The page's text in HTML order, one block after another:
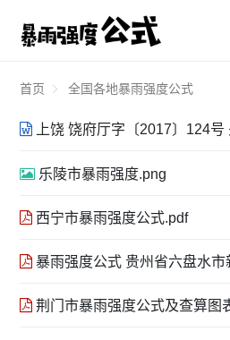
首页 全国各地暴雨强度公式
上饶 饶府厅字〔2017〕124
乐陵市暴雨强度.png
西宁市暴雨强度公式.pdf
暴雨强度公式 贵州省六盘水
荆门市暴雨强度公式及查算图